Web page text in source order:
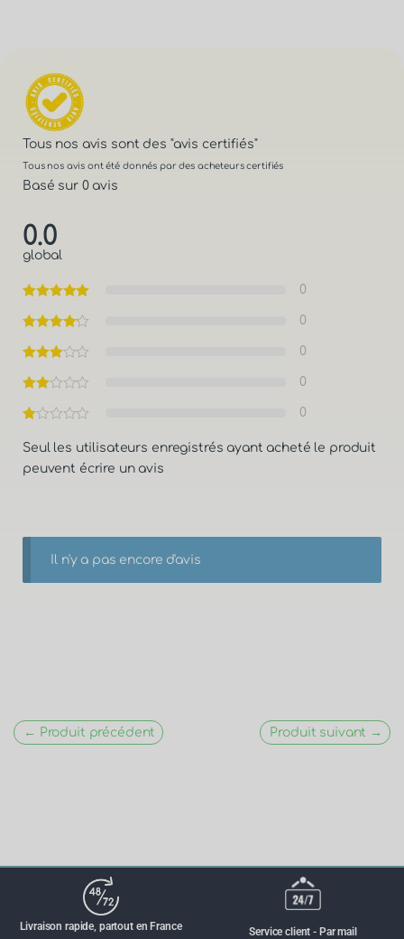
Tous nos avis sont des "avis certifiés"
Tous nos avis ont été donnés par des acheteurs certifiés
Basé sur 0 avis
0.0
global
0
0
0
0
0
Seul les utilisateurs enregistrés ayant acheté le produit
peuvent écrire un avis
Il n'y a pas encore d'avis
← Produit précédent Produit suivant →
Livraison rapide, partout en France Service client - Par mail